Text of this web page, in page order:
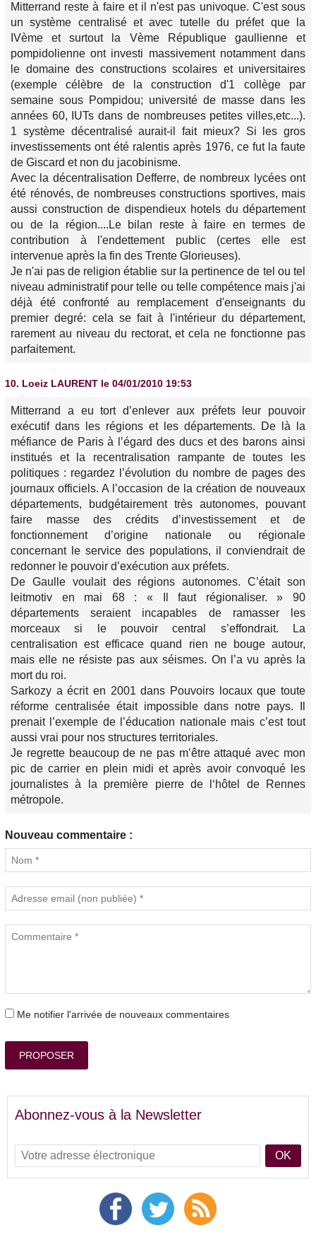
Mitterrand reste à faire et il n'est pas univoque. C'est sous
un système centralisé et avec tutelle du préfet que la
IVème et surtout la Vème République gaullienne et
pompidolienne ont investi massivement notamment dans
le domaine des constructions scolaires et universitaires
(exemple célèbre de la construction d'1 collège par
semaine sous Pompidou; université de masse dans les
années 60, IUTs dans de nombreuses petites villes,etc...).
1 système décentralisé aurait-il fait mieux? Si les gros
investissements ont été ralentis après 1976, ce fut la faute
de Giscard et non du jacobinisme.
Avec la décentralisation Defferre, de nombreux lycées ont
été rénovés, de nombreuses constructions sportives, mais
aussi construction de dispendieux hotels du département
ou de la région....Le bilan reste à faire en termes de
contribution à l'endettement public (certes elle est
intervenue après la fin des Trente Glorieuses).
Je n'ai pas de religion établie sur la pertinence de tel ou tel
niveau administratif pour telle ou telle compétence mais j'ai
déjà été confronté au remplacement d'enseignants du
premier degré: cela se fait à l'intérieur du département,
rarement au niveau du rectorat, et cela ne fonctionne pas
parfaitement.
10. Loeiz LAURENT le 04/01/2010 19:53
Mitterrand a eu tort d’enlever aux préfets leur pouvoir
exécutif dans les régions et les départements. De là la
méfiance de Paris à l’égard des ducs et des barons ainsi
institués et la recentralisation rampante de toutes les
politiques : regardez l’évolution du nombre de pages des
journaux officiels. A l’occasion de la création de nouveaux
départements, budgétairement très autonomes, pouvant
faire masse des crédits d’investissement et de
fonctionnement d’origine nationale ou régionale
concernant le service des populations, il conviendrait de
redonner le pouvoir d’exécution aux préfets.
De Gaulle voulait des régions autonomes. C’était son
leitmotiv en mai 68 : « Il faut régionaliser. » 90
départements seraient incapables de ramasser les
morceaux si le pouvoir central s’effondrait. La
centralisation est efficace quand rien ne bouge autour,
mais elle ne résiste pas aux séismes. On l’a vu après la
mort du roi.
Sarkozy a écrit en 2001 dans Pouvoirs locaux que toute
réforme centralisée était impossible dans notre pays. Il
prenait l’exemple de l’éducation nationale mais c’est tout
aussi vrai pour nos structures territoriales.
Je regrette beaucoup de ne pas m’être attaqué avec mon
pic de carrier en plein midi et après avoir convoqué les
journalistes à la première pierre de l‘hôtel de Rennes
métropole.
Nouveau commentaire :
Me notifier l'arrivée de nouveaux commentaires
PROPOSER
Abonnez-vous à la Newsletter
OK